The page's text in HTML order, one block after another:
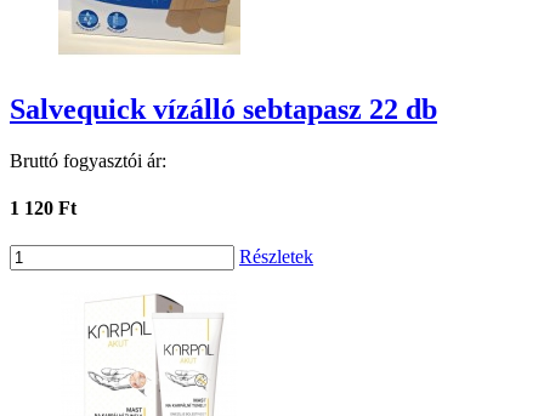
Salvequick vízálló sebtapasz 22 db
Bruttó fogyasztói ár:
1 120 Ft
Részletek